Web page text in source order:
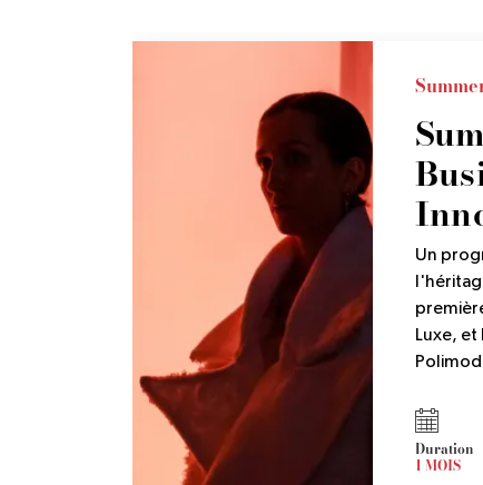
Un
Luxe, et
Duration
1 MOIS